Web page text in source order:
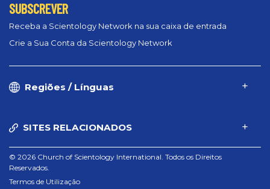
SUBSCREVER
Receba a Scientology Network na sua caixa de entrada
Crie a Sua Conta da Scientology Network
Regiões / Línguas
SITES RELACIONADOS
© 2026 Church of Scientology International. Todos os Direitos
Reservados.
Termos de Utilização